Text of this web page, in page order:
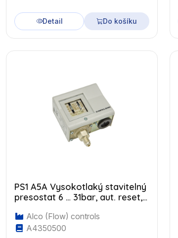
Detail Do košíku
PS1 A5A Vysokotlaký stavitelný
presostat 6 … 31bar, aut. reset,
Alco (Flow) controls
A4350500